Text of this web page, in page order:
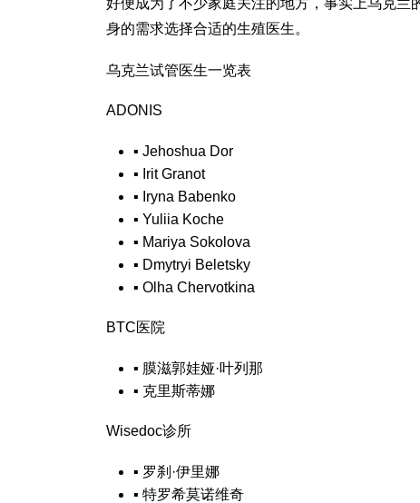
好便成为了不少家庭关注的地方，事实上乌克兰
身的需求选择合适的生殖医生。
乌克兰试管医生一览表
ADONIS
▪ Jehoshua Dor
▪ Irit Granot
▪ Iryna Babenko
▪ Yuliia Koche
▪ Mariya Sokolova
▪ Dmytryi Beletsky
▪ Olha Chervotkina
BTC医院
▪ 膜滋郭娃娅·叶列那
▪ 克里斯蒂娜
Wisedoc诊所
▪ 罗刹·伊里娜
▪ 特罗希莫诺维奇